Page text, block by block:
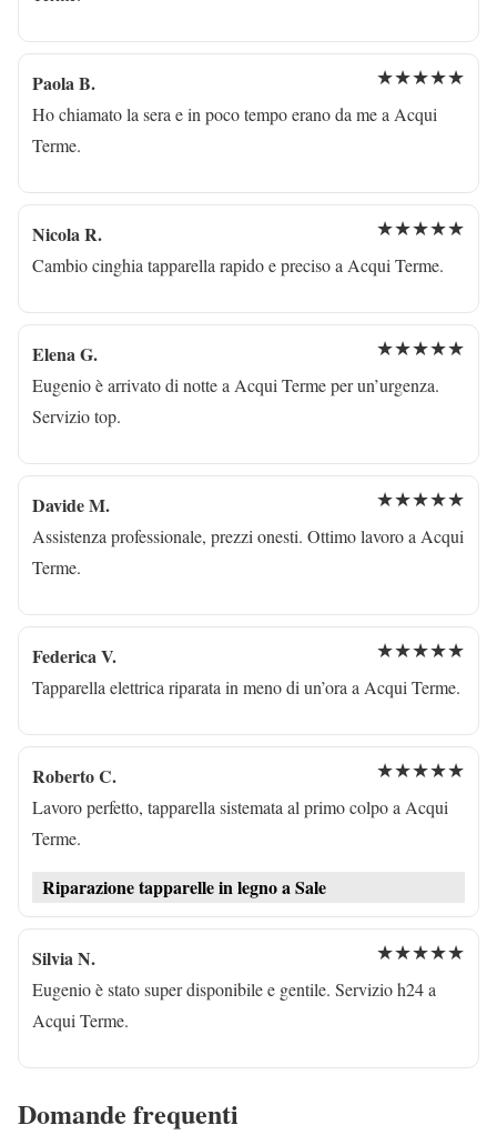
Paola B. ★★★★★
Ho chiamato la sera e in poco tempo erano da me a Acqui
Terme.
Nicola R. ★★★★★
Cambio cinghia tapparella rapido e preciso a Acqui Terme.
Elena G. ★★★★★
Eugenio è arrivato di notte a Acqui Terme per un’urgenza.
Servizio top.
Davide M. ★★★★★
Assistenza professionale, prezzi onesti. Ottimo lavoro a Acqui
Terme.
Federica V. ★★★★★
Tapparella elettrica riparata in meno di un’ora a Acqui Terme.
Roberto C. ★★★★★
Lavoro perfetto, tapparella sistemata al primo colpo a Acqui
Terme.
Riparazione tapparelle in legno a Sale
Silvia N. ★★★★★
Eugenio è stato super disponibile e gentile. Servizio h24 a
Acqui Terme.
Domande frequenti